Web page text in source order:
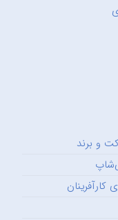
و برند